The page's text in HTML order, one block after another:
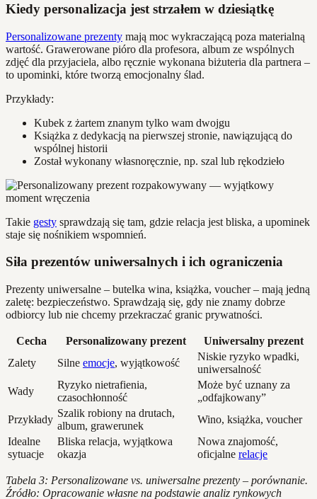
Kiedy personalizacja jest strzałem w dziesiątkę
Personalizowane prezenty mają moc wykraczającą poza materialną
wartość. Grawerowane pióro dla profesora, album ze wspólnych
zdjęć dla przyjaciela, albo ręcznie wykonana biżuteria dla partnera –
to upominki, które tworzą emocjonalny ślad.
Przykłady:
Kubek z żartem znanym tylko wam dwojgu
Książka z dedykacją na pierwszej stronie, nawiązującą do
wspólnej historii
Został wykonany własnoręcznie, np. szal lub rękodzieło
Takie gesty sprawdzają się tam, gdzie relacja jest bliska, a upominek
staje się nośnikiem wspomnień.
Siła prezentów uniwersalnych i ich ograniczenia
Prezenty uniwersalne – butelka wina, książka, voucher – mają jedną
zaletę: bezpieczeństwo. Sprawdzają się, gdy nie znamy dobrze
odbiorcy lub nie chcemy przekraczać granic prywatności.
Cecha Personalizowany prezent
Uniwersalny prezent
Zalety
Silne emocje, wyjątkowość
Niskie ryzyko wpadki,
uniwersalność
Wady
Ryzyko nietrafienia,
czasochłonność
Może być uznany za
„odfajkowany”
Przykłady
Szalik robiony na drutach,
album, grawerunek
Wino, książka, voucher
Idealne
sytuacje
Bliska relacja, wyjątkowa
okazja
Nowa znajomość,
oficjalne relacje
Tabela 3: Personalizowane vs. uniwersalne prezenty – porównanie.
Źródło: Opracowanie własne na podstawie analiz rynkowych